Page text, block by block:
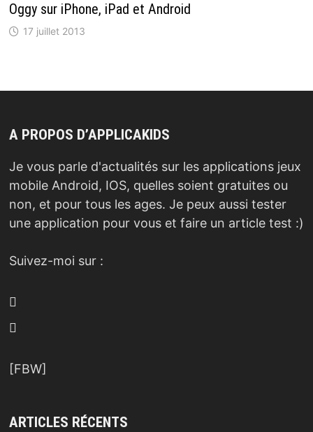
Oggy sur iPhone, iPad et Android
17 juillet 2013
A PROPOS D’APPLICAKIDS
Je vous parle d'actualités sur les applications jeux
mobile Android, IOS, quelles soient gratuites ou
non, et pour tous les ages. Je peux aussi tester
une application pour vous et faire un article test :)
Suivez-moi sur :
[FBW]
ARTICLES RÉCENTS